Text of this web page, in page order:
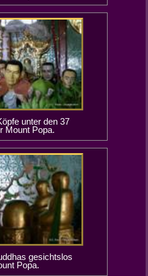
unter den 37
Mount Popa.
gesichtslos
Popa.